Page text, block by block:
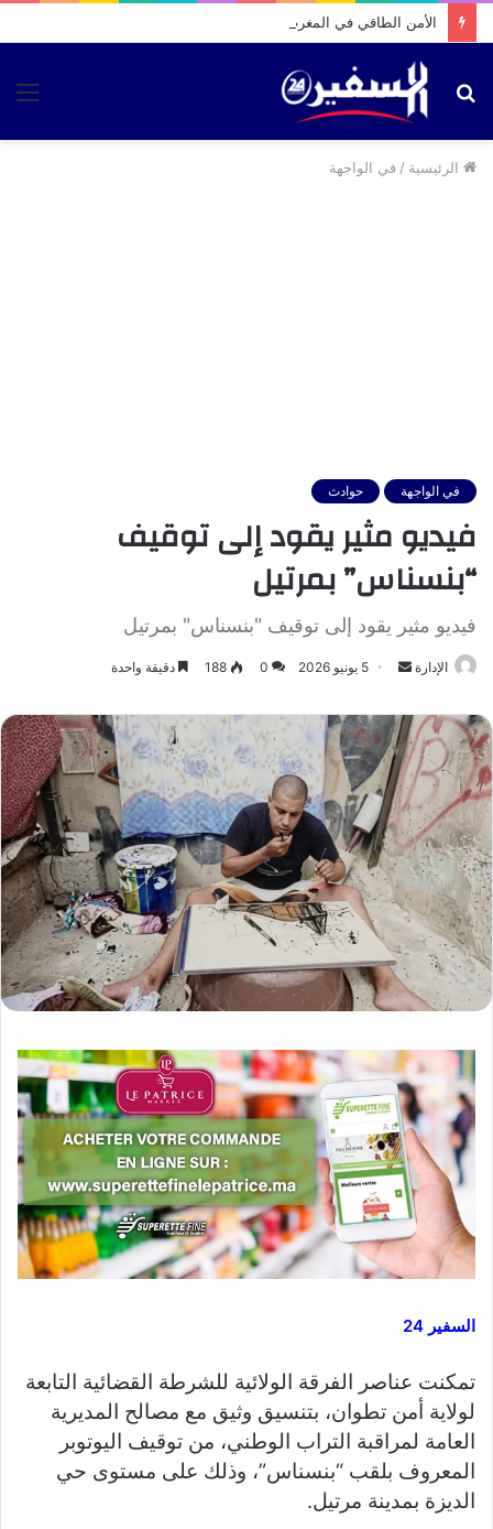
الأمن الطاقي في المغرب… بين طموح الانتقال ورهان الاستقلال
بحث
الرئيسية / في الواجهة
في الواجهة حوادث
فيديو مثير يقود إلى توقيف
“بنسناس” بمرتيل
فيديو مثير يقود إلى توقيف "بنسناس" بمرتيل
الإدارة
أرسل
إلكترونيا
5 يونيو 2026 0
188 دقيقة واحدة
السفير 24
تمكنت عناصر الفرقة الولائية للشرطة القضائية التابعة
لولاية أمن تطوان، بتنسيق وثيق مع مصالح المديرية
العامة لمراقبة التراب الوطني، من توقيف اليوتوبر
المعروف بلقب “بنسناس”، وذلك على مستوى حي
الديزة بمدينة مرتيل.